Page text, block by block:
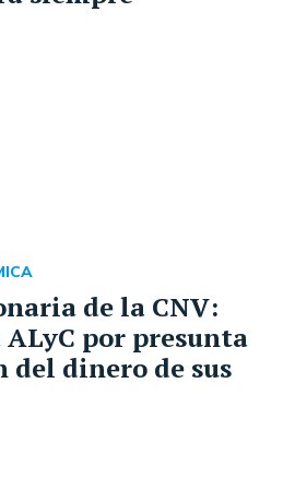
de la CNV:
por presunta
dinero de sus